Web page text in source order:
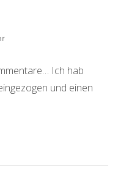
Ich hab
und einen